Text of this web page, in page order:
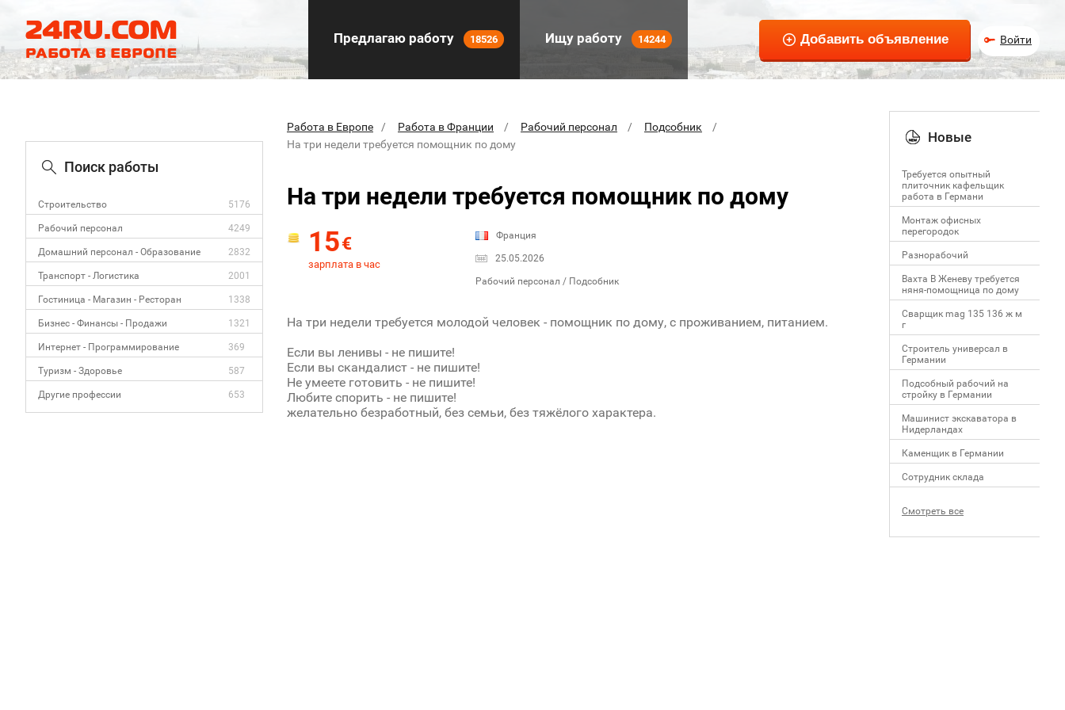
Предлагаю работу 18526 Ищу работу 14244 Войти
Поиск работы
Строительство 5176
Рабочий персонал 4249
Домашний персонал - Образование 2832
Транспорт - Логистика 2001
Гостиница - Магазин - Ресторан 1338
Бизнес - Финансы - Продажи 1321
Интернет - Программирование 369
Туризм - Здоровье 587
Другие профессии 653
Работа в Европе Работа в Франции Рабочий персонал
Подсобник
На три недели требуется помощник по дому
На три недели требуется помощник по дому
15€
зарплата в час
Франция
25.05.2026
Рабочий персонал / Подсобник
На три недели требуется молодой человек - помощник по дому, с проживанием, питанием.
Если вы ленивы - не пишите!
Если вы скандалист - не пишите!
Не умеете готовить - не пишите!
Любите спорить - не пишите!
желательно безработный, без семьи, без тяжёлого характера.
Новые
Требуется опытный
плиточник кафельщик
работa в Германи
Mонтаж офисных
перегородок
Разнорабочий
Вахта В Женеву требуется
няня-помощница по дому
Сварщик mag 135 136 ж м
г
Строитель универсал в
Германии
Подсобный рабочий на
стройку в Германии
Машинист экскаватора в
Нидерландах
Каменщик в Германии
Сотрудник склада
Смотреть все